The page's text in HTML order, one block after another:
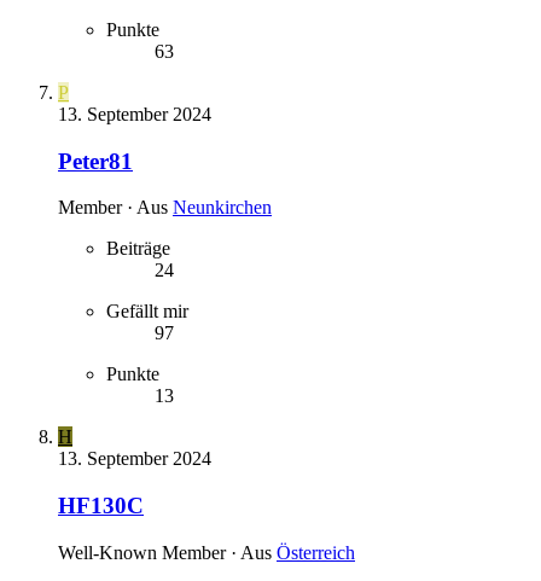
Punkte
63
P
13. September 2024
Peter81
Member · Aus Neunkirchen
Beiträge
24
Gefällt mir
97
Punkte
13
H
13. September 2024
HF130C
Well-Known Member · Aus Österreich